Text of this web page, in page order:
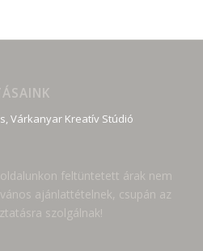
Várkanyar Kreatív Stúdió
feltüntetett árak nem
ajánlattételnek, csupán az
szolgálnak!